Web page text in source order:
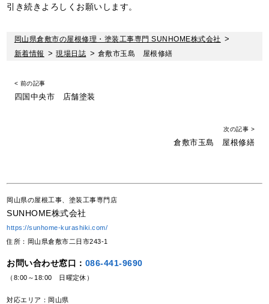
引き続きよろしくお願いします。
岡山県倉敷市の屋根修理・塗装工事専門 SUNHOME株式会社 >
新着情報 >現場日誌 > 倉敷市玉島 屋根修繕
< 前の記事
四国中央市 店舗塗装
次の記事 >
倉敷市玉島 屋根修繕
岡山県の屋根工事、塗装工事専門店
SUNHOME株式会社
https://sunhome-kurashiki.com/
住所：岡山県倉敷市二日市243-1
お問い合わせ窓口： 086-441-9690
（8:00～18:00 日曜定休）
対応エリア：岡山県